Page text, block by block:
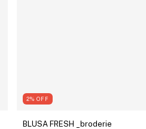
2% OFF
BLUSA FRESH _broderie